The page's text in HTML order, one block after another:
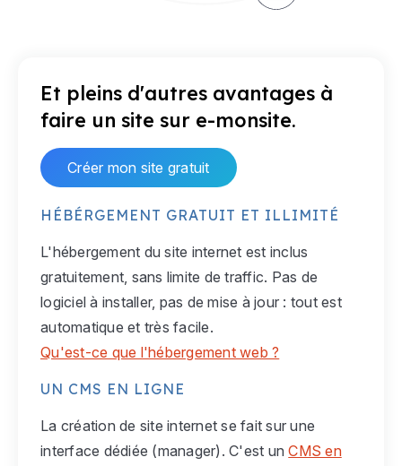
Et pleins d'autres avantages à
faire un site sur e-monsite.
Créer mon site gratuit
HÉBÉRGEMENT GRATUIT ET ILLIMITÉ
L'hébergement du site internet est inclus
gratuitement, sans limite de traffic. Pas de
logiciel à installer, pas de mise à jour : tout est
automatique et très facile.
Qu'est-ce que l'hébergement web ?
UN CMS EN LIGNE
La création de site internet se fait sur une
interface dédiée (manager). C'est unCMS en